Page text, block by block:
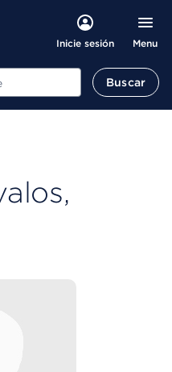
Inicie sesión Menu
Buscar